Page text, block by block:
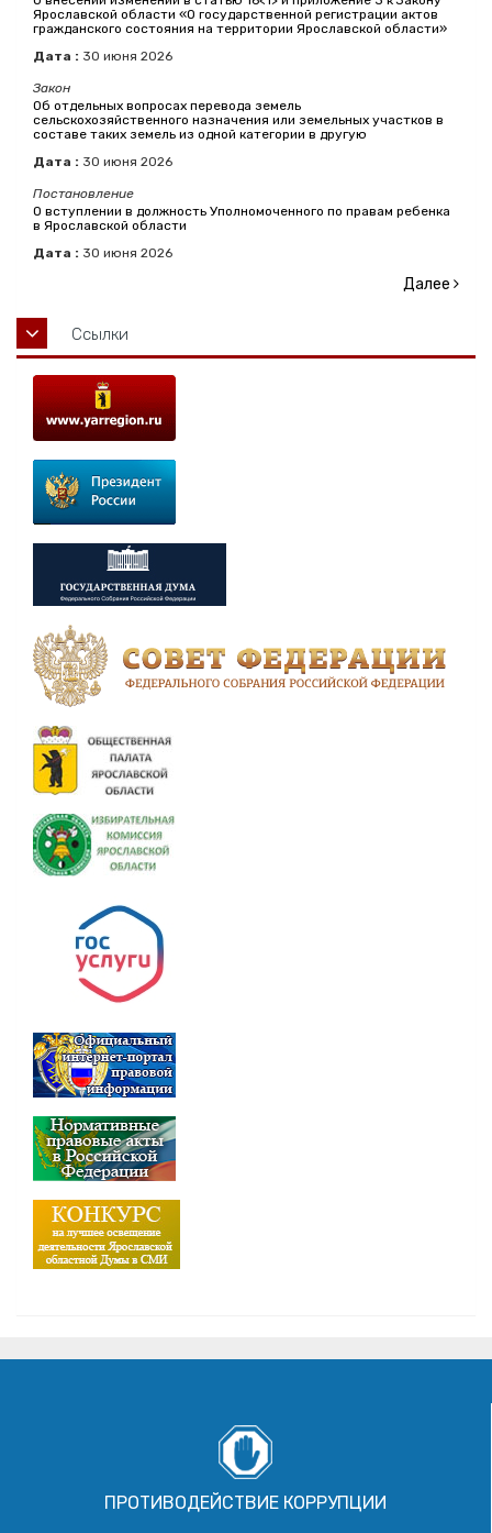
Ярославской области «О государственной регистрации актов
гражданского состояния на территории Ярославской области»
Дата : 30 июня 2026
Закон
Об отдельных вопросах перевода земель
сельскохозяйственного назначения или земельных участков в
составе таких земель из одной категории в другую
Дата : 30 июня 2026
Постановление
О вступлении в должность Уполномоченного по правам ребенка
в Ярославской области
Дата : 30 июня 2026
Далее
Ссылки
ПРОТИВОДЕЙСТВИЕ КОРРУПЦИИ